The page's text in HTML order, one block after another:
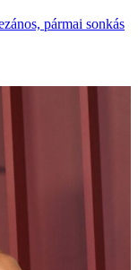
pármai sonkás